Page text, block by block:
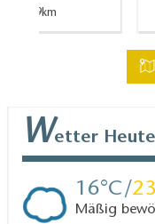
etc.
31.9km
Wetter
16 23
Mäßig